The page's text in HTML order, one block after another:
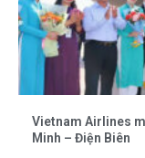
Vietnam Airlines
Minh – Điện Biên